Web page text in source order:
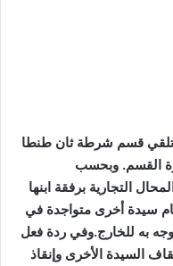
تلقي قسم شرطة ثان طنطا
القسم. وبحسب
التجارية برفقة ابنها
سيدة أخرى متواجدة في
به للخارج.وفي ردة فعل
السيدة الأخرى وإنقاذ